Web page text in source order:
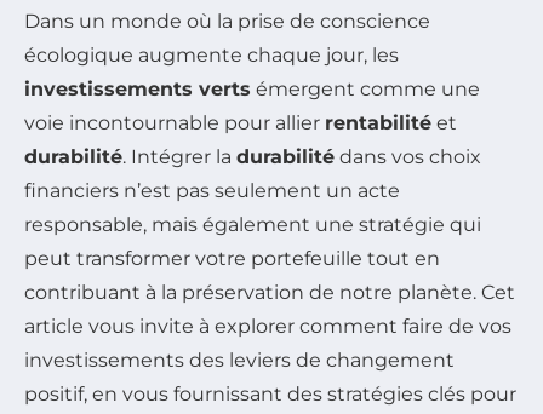
Dans un monde où la prise de conscience
écologique augmente chaque jour, les
investissements verts émergent comme une
voie incontournable pour allier rentabilité et
durabilité. Intégrer la durabilité dans vos choix
financiers n’est pas seulement un acte
responsable, mais également une stratégie qui
peut transformer votre portefeuille tout en
contribuant à la préservation de notre planète. Cet
article vous invite à explorer comment faire de vos
investissements des leviers de changement
positif, en vous fournissant des stratégies clés pour